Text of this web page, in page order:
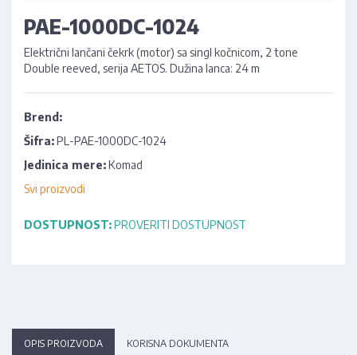
PAE-1000DC-1024
Električni lančani čekrk (motor) sa singl kočnicom, 2 tone
Double reeved, serija AETOS. Dužina lanca: 24 m
Brend:
Šifra:PL-PAE-1000DC-1024
Jedinica mere:Komad
Svi proizvodi
DOSTUPNOST:PROVERITI DOSTUPNOST
OPIS PROIZVODA KORISNA DOKUMENTA